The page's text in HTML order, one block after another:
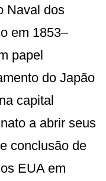
Naval dos
em 1853–
papel
do Japão
capital
a abrir seus
conclusão de
EUA em